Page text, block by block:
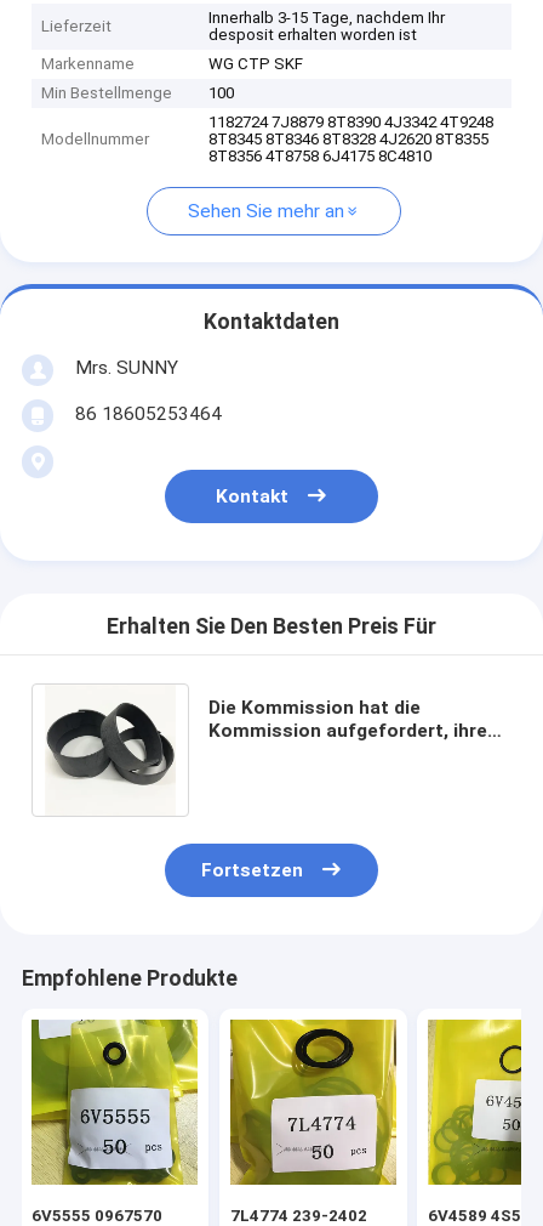
Lieferzeit
Innerhalb 3-15 Tage, nachdem Ihr
desposit erhalten worden ist
Markenname
WG CTP SKF
Min Bestellmenge
100
Modellnummer
1182724 7J8879 8T8390 4J3342 4T9248
8T8345 8T8346 8T8328 4J2620 8T8355 ​​
8T8356 4T8758 6J4175 8C4810
Sehen Sie mehr an
Kontaktdaten
Mrs. SUNNY
86 18605253464
Kontakt
Erhalten Sie Den Besten Preis Für
Die Kommission hat die
Kommission aufgefordert, ihre
Fortsetzen
Empfohlene Produkte
6V5555 0967570
7L4774 239-2402
6V4589